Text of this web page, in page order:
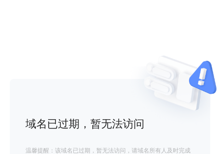
域名已过期，暂无法访问
温馨提醒：该域名已过期，暂无法访问，请域名所有人及时完成